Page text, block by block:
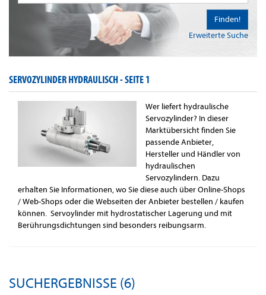
Erweiterte Suche
Finden!
SERVOZYLINDER HYDRAULISCH -SEITE 1
Wer liefert hydraulische
Servozylinder? In dieser
Marktübersicht finden Sie
passende Anbieter,
Hersteller und Händler von
hydraulischen
Servozylindern. Dazu
erhalten Sie Informationen, wo Sie diese auch über Online-Shops
/ Web-Shops oder die Webseiten der Anbieter bestellen / kaufen
können. Servoylinder mit hydrostatischer Lagerung und mit
Berührungsdichtungen sind besonders reibungsarm.
SUCHERGEBNISSE (6)